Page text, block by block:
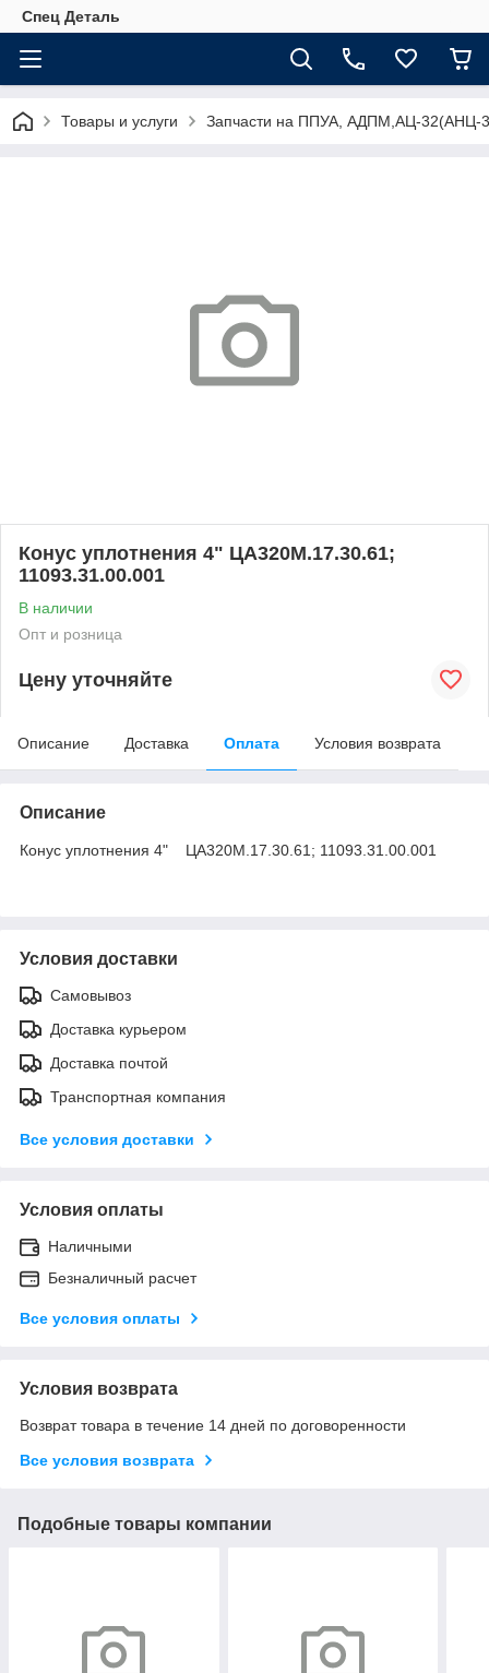
Спец Деталь
Товары и услуги Запчасти на ППУА, АДПМ,АЦ-32(АНЦ-
Конус уплотнения 4" ЦА320М.17.30.61;
11093.31.00.001
В наличии
Опт и розница
Цену уточняйте
Описание Доставка Оплата Условия возврата
Описание
Конус уплотнения 4" ЦА320М.17.30.61; 11093.31.00.001
Условия доставки
Самовывоз
Доставка курьером
Доставка почтой
Транспортная компания
Все условия доставки
Условия оплаты
Наличными
Безналичный расчет
Все условия оплаты
Условия возврата
Возврат товара в течение 14 дней по договоренности
Все условия возврата
Подобные товары компании